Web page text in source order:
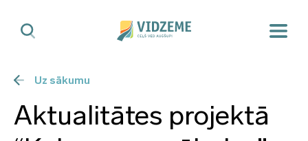
Uz sākumu
Aktualitātes projektā